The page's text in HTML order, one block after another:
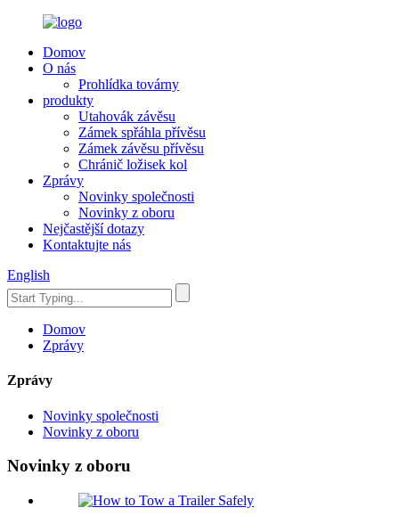
Domov
O nás
Prohlídka továrny
produkty
Utahovák závěsu
Zámek spřáhla přívěsu
Zámek závěsu přívěsu
Chránič ložisek kol
Zprávy
Novinky společnosti
Novinky z oboru
Nejčastější dotazy
Kontaktujte nás
English
Domov
Zprávy
Zprávy
Novinky společnosti
Novinky z oboru
Novinky z oboru